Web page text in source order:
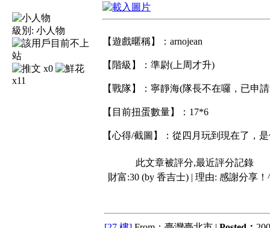
級別: 小人物
x0
x11
【遊戲暱稱】：arnojean
【階級】：準尉(上周才升)
【戰隊】：寧靜海(隊長不在囉，已申
【目前扭蛋數量】：17*6
【心得/截圖】：從四月玩到現在了，
此文章被評分,最近評分記錄
財富:30 (by 香吉士) | 理由: 感謝分享